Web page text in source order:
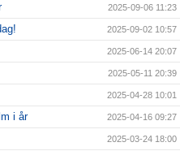
2025-09-06 11:23
2025-09-02 10:57
2025-06-14 20:07
2025-05-11 20:39
2025-04-28 10:01
i år 2025-04-16 09:27
2025-03-24 18:00